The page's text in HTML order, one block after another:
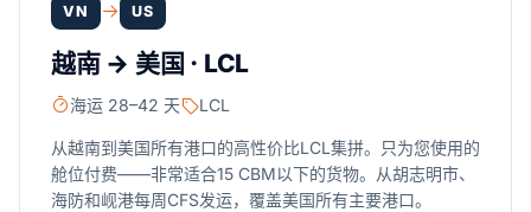
VN US
越南 → 美国 · LCL
海运 28–42 天 LCL
从越南到美国所有港口的高性价比LCL集拼。只为您使用的
舱位付费——非常适合15 CBM以下的货物。从胡志明市、
海防和岘港每周CFS发运，覆盖美国所有主要港口。